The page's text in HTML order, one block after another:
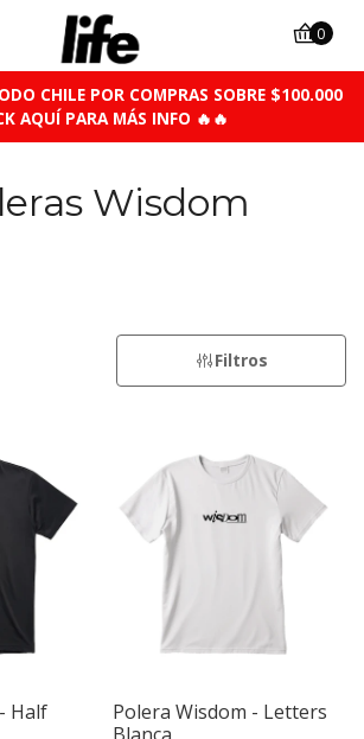
CHILE POR COMPRAS SOBRE $100.000
AQUÍ PARA MÁS INFO 🔥🔥
0
Wisdom
Filtros
Half
Polera Wisdom - Letters